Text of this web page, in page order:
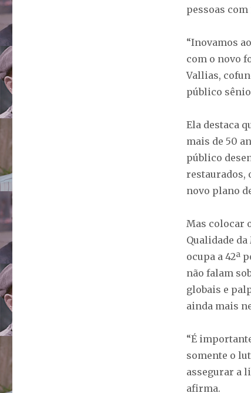
pessoas com
“Inovamos
com o novo
Vallias,
público
Ela destaca
mais de 50
público
restaurados,
novo plano
Mas colocar
Qualidade
ocupa a 42ª
não falam
globais e
ainda mais
“É
somente o
assegurar a
afirma.